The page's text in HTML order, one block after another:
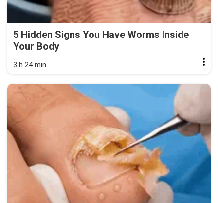
5 Hidden Signs You Have Worms Inside
Your Body
3 h 24 min